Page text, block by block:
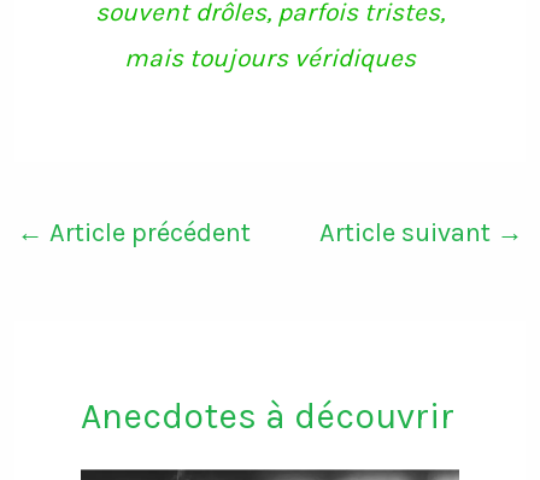
souvent drôles, parfois tristes,
mais toujours véridiques
← Article précédent Article suivant →
Anecdotes à découvrir